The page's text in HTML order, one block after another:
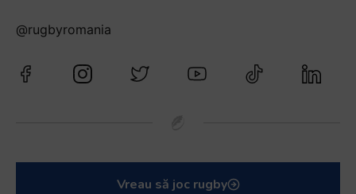
@rugbyromania
Vreau să joc rugby